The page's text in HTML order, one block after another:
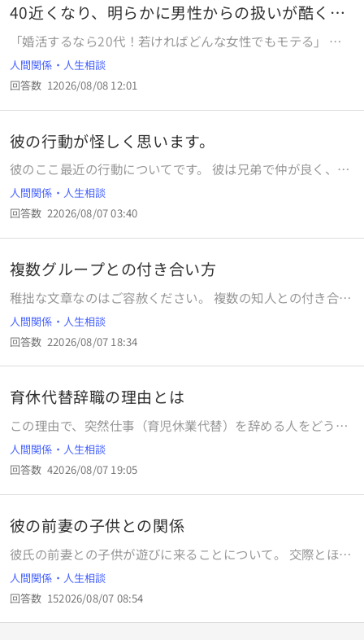
40近くなり、明らかに男性からの扱いが酷くな
った
「婚活するなら20代！若ければどんな女性でもモテる」 そ
ういった話を見聞きして、私は20代の頃に婚活していまし
た。 しかしながら、これといって当時はモテているという感
覚はありませんでした。私は見た目も悪かったため、男性か
らの申し込みは同年代の女性の半分以下でしたし。 病気で入
いまま、いったん婚活は辞めました。 その後、病気も完治
し、「最後の30代のうちに」と婚活を始めましたが。 明ら
かに20代の頃と扱いが違います。 まずマッチング自体が難し
いですし、マッチングしてもLINEの既読無視、デート約束の
バックれ。遅刻しても一言も謝らない。 デート中も1時間ま
暴言。 「相手と楽しく会話しよう」という気持ちが微塵も感
じられませんでした。 20代の時のそういう人がいなかった
わけではないですが、とても稀なことで「今回は運がなかっ
たな」と思うくらいでした。 しかしアラフォーになってから
会う男性のほぼ全員がこんな感じです。 私にとっての「若い
うちはモテる」というのは世間とは違い、「対等な人間とし
て扱って貰える」という話であって、それを過ぎたら見下さ
ここまで冷徹なのかとビックリしました。 お見合いパーティ
ーでも、隣の若い美人の時は楽しそうに会話していたのに、
私が前に座ると無言で携帯を触りだすとかもありました。 男
性と会うたびに自尊心をすり減らすので婚活は辞めました
（ちなみに職場は既婚男性しかいないので、職場恋愛するつ
となのでしょうか？
人間関係・人生相談
回答数 12026/08/08 12:01
彼の行動が怪しく思います。
彼のここ最近の行動についてです。 彼は兄弟で仲が良く、よ
く出かけることもあると聞いてるし わたし含めて3人で出か
けたこともあります。 それが先週と今週続けて、仕事を早め
に切り上げて兄とご飯に行ってくるという日がありました。
彼は毎日のように残業と聞いているから、珍しいなと思いま
ました。 ただ、兄とあってる間も連絡はいつも通りきていま
した。 そしたら今週は、兄と会ってくると言われた次の日は
出先と家が近くて直帰できたからいつもより早く帰れた。と
言われて 17時過ぎには家に着いたそうです。 そこから、17
時半にはもう寝る準備できたと言われて連絡が途絶え 次に来
人間関係・人生相談
回答数 22026/08/07 03:40
複数グループとの付き合い方
稚拙な文章なのはご容赦ください。 複数の知人との付き合い
方について。 例えば複数の遊ぶグループがあったとして、嫌
われたくがないが故にどうしてもバランスよく色んなグルー
プと遊ぼうとしてしまいます。 また、今日はこの人達と遊ぼ
うと決めて遊んでいる最中も、遊んでいないグループにこれ
も思ってしまいます。 なにか気にしなくなる方法はあります
人間関係・人生相談
回答数 22026/08/07 18:34
育休代替辞職の理由とは
この理由で、突然仕事（育児休業代替）を辞める人をどう思
いますか？ 親を交通事故で亡くし、その裁判に被害者として
参加する予定なのだそうです。 しかし、現場の勤務状況から
して、どうしても休みをあげられないと上司に言われたんだ
そう。 そこで、「裁判のために休めないなら、私は仕事を辞
正規社員をどう思いますか？
人間関係・人生相談
回答数 42026/08/07 19:05
彼の前妻の子供との関係
彼氏の前妻との子供が遊びに来ることについて。 交際とほぼ
同時に同棲して1年半、私27彼は35です。 彼は自営業をして
おり店と併設して建てられた家があり、そこで同棲していま
す。 バツイチで、小学３年生になる男の子が居て、前妻が引
きとり近くに住んでいます。 最初は、「明日8時ぐらいから
人間関係・人生相談
回答数 152026/08/07 08:54